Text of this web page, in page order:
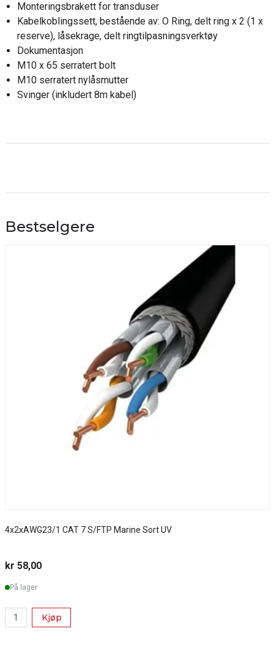
Monteringsbrakett for transduser
Kabelkoblingssett, bestående av: O Ring, delt ring x 2 (1 x
reserve), låsekrage, delt ringtilpasningsverktøy
Dokumentasjon
M10 x 65 serratert bolt
M10 serratert nylåsmutter
Svinger (inkludert 8m kabel)
Bestselgere
4x2xAWG23/1 CAT 7 S/FTP Marine Sort UV
kr 58,00
På lager
Kjøp